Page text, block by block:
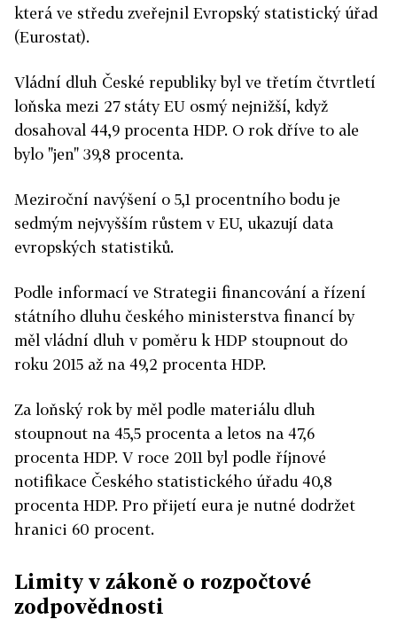
která ve středu zveřejnil Evropský statistický úřad
(Eurostat).
Vládní dluh České republiky byl ve třetím čtvrtletí
loňska mezi 27 státy EU osmý nejnižší, když
dosahoval 44,9 procenta HDP. O rok dříve to ale
bylo "jen" 39,8 procenta.
Meziroční navýšení o 5,1 procentního bodu je
sedmým nejvyšším růstem v EU, ukazují data
evropských statistiků.
Podle informací ve Strategii financování a řízení
státního dluhu českého ministerstva financí by
měl vládní dluh v poměru k HDP stoupnout do
roku 2015 až na 49,2 procenta HDP.
Za loňský rok by měl podle materiálu dluh
stoupnout na 45,5 procenta a letos na 47,6
procenta HDP. V roce 2011 byl podle říjnové
notifikace Českého statistického úřadu 40,8
procenta HDP. Pro přijetí eura je nutné dodržet
hranici 60 procent.
Limity v zákoně o rozpočtové
zodpovědnosti